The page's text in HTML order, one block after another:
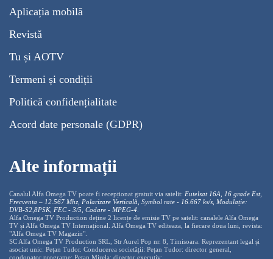
Aplicația mobilă
Revistă
Tu și AOTV
Termeni și condiții
Politică confidențialitate
Acord date personale (GDPR)
Alte informații
Canalul Alfa Omega TV poate fi recepționat gratuit via satelit: Eutelsat 16A, 16 grade Est,
Frecventa – 12.567 Mhz, Polarizare Verticală, Symbol rate - 16.667 ks/s, Modulație:
DVB-S2,8PSK, FEC - 3/5, Codare - MPEG-4
Alfa Omega TV Production deține 2 licențe de emisie TV pe satelit: canalele Alfa Omega
TV și Alfa Omega TV Internațional. Alfa Omega TV editeaza, la fiecare doua luni, revista:
"Alfa Omega TV Magazin".
SC Alfa Omega TV Production SRL, Str Aurel Pop nr. 8, Timisoara. Reprezentant legal și
asociat unic: Pețan Tudor. Conducerea societății: Pețan Tudor: director general,
coodonator programe; Pețan Mirela: director executiv;